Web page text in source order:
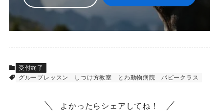
受付終了
グループレッスン
しつけ方教室 とわ動物病院 パピークラス
よかったらシェアしてね！